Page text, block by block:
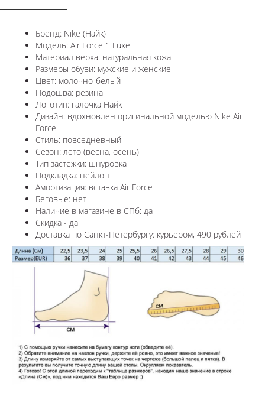
Бренд: Nike (Найк)
Модель: Air Force 1 Luxe
Материал верха: натуральная кожа
Размеры обуви: мужские и женские
Цвет: молочно-белый
Подошва: резина
Логотип: галочка Найк
Дизайн: вдохновлен оригинальной моделью Nike Air
Force
Стиль: повседневный
Сезон: лето (весна, осень)
Тип застежки: шнуровка
Подкладка: нейлон
Амортизация: вставка Air Force
Беговые: нет
Наличие в магазине в СПб: да
Скидка - да
Доставка по Санкт-Петербургу: курьером, 490 рублей